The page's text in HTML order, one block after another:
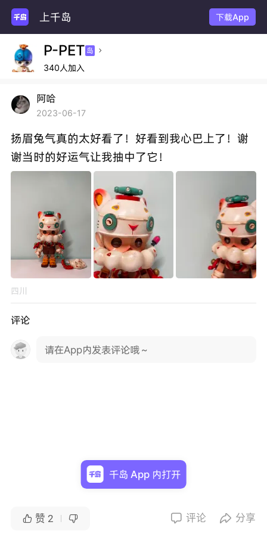
上千岛 下载App
P-PET 岛 
340人加入
阿哈
2023-06-17
扬眉兔气真的太好看了！好看到我心巴上了！谢
谢当时的好运气让我抽中了它！
四川
评论
请在App内发表评论哦～
 赞 2   评论  分享
千岛 App 内打开